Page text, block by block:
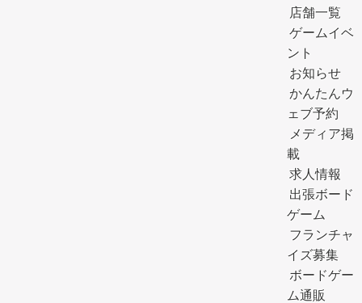
店舗一覧
ゲームイベ
ント
お知らせ
かんたんウ
ェブ予約
メディア掲
載
求人情報
出張ボード
ゲーム
フランチャ
イズ募集
ボードゲー
ム通販